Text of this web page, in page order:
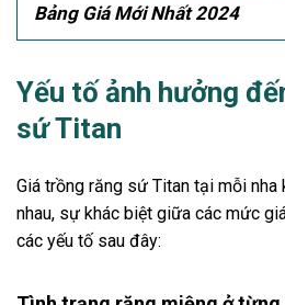
Bảng Giá Mới Nhất 2024
Yếu tố ảnh hưởng
sứ Titan
Giá trồng răng sứ Titan tại mỗi nha
nhau, sự khác biệt giữa các mức
các yếu tố sau đây: